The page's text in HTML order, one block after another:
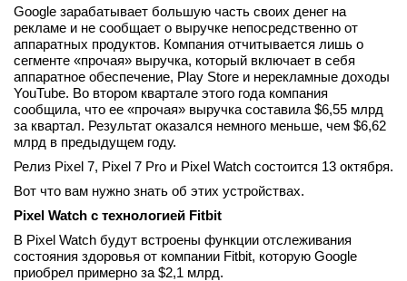
Google зарабатывает большую часть своих денег на
рекламе и не сообщает о выручке непосредственно от
аппаратных продуктов. Компания отчитывается лишь о
сегменте «прочая» выручка, который включает в себя
аппаратное обеспечение, Play Store и нерекламные доходы
YouTube. Во втором квартале этого года компания
сообщила, что ее «прочая» выручка составила $6,55 млрд
за квартал. Результат оказался немного меньше, чем $6,62
млрд в предыдущем году.
Релиз Pixel 7, Pixel 7 Pro и Pixel Watch состоится 13 октября.
Вот что вам нужно знать об этих устройствах.
Pixel Watch с технологией Fitbit
В Pixel Watch будут встроены функции отслеживания
состояния здоровья от компании Fitbit, которую Google
приобрел примерно за $2,1 млрд.